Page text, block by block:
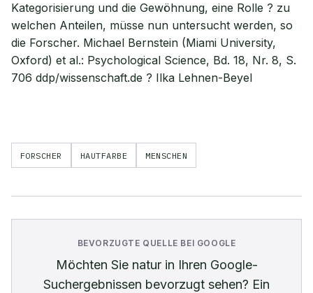
Kategorisierung und die Gewöhnung, eine Rolle ? zu
welchen Anteilen, müsse nun untersucht werden, so
die Forscher. Michael Bernstein (Miami University,
Oxford) et al.: Psychological Science, Bd. 18, Nr. 8, S.
706 ddp/wissenschaft.de ? Ilka Lehnen-Beyel
FORSCHER HAUTFARBE MENSCHEN
BEVORZUGTE QUELLE BEI GOOGLE
Möchten Sie naturin Ihren Google-
Suchergebnissen bevorzugt sehen? Ein